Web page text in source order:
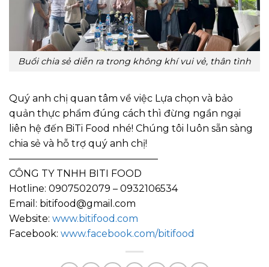
Buổi chia sẻ diễn ra trong không khí vui vẻ, thân tình
Quý anh chị quan tâm về việc Lựa chọn và bảo
quản thực phẩm đúng cách thì đừng ngần ngại
liên hệ đến BiTi Food nhé! Chúng tôi luôn sẵn sàng
chia sẻ và hỗ trợ quý anh chị!
———————————————–
CÔNG TY TNHH BITI FOOD
Hotline: 0907502079 – 0932106534
Email: bitifood@gmail.com
Website: www.bitifood.com
Facebook: www.facebook.com/bitifood